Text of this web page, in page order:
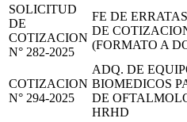
SOLICITUD
DE
COTIZACION
N° 282-2025
FE DE
DE
(FORMATO A
COTIZACION
N° 294-2025
ADQ. DE
BIOMEDICOS
DE
HRHD